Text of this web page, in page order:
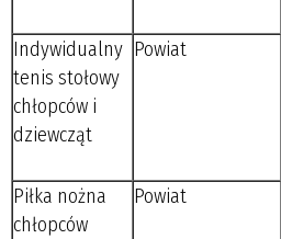
Indywidualny
tenis stołowy
chłopców i
dziewcząt
Powiat
Piłka nożna
chłopców
Powiat